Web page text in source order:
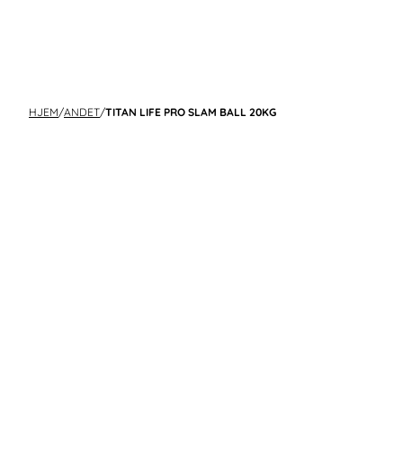
HJEM/ANDET/TITAN LIFE PRO SLAM BALL 20KG